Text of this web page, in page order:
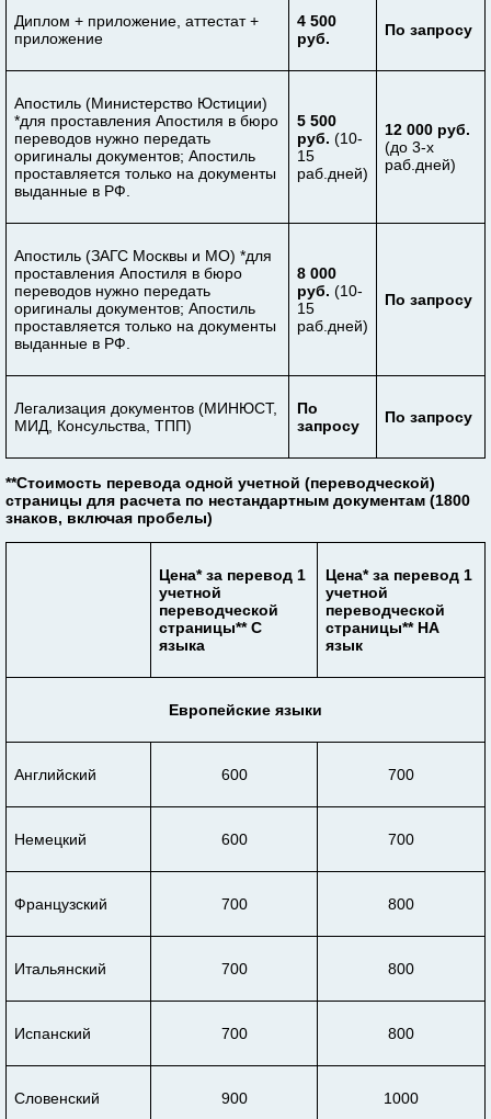
Диплом + приложение, аттестат +
приложение
4 500
руб.
По запросу
Апостиль (Министерство Юстиции)
*для проставления Апостиля в бюро
переводов нужно передать
оригиналы документов; Апостиль
проставляется только на документы
выданные в РФ.
5 500
руб. (10-
15
раб.дней)
12 000 руб.
(до 3-х
раб.дней)
Апостиль (ЗАГС Москвы и МО) *для
проставления Апостиля в бюро
переводов нужно передать
оригиналы документов; Апостиль
проставляется только на документы
выданные в РФ.
8 000
руб. (10-
15
раб.дней)
По запросу
Легализация документов (МИНЮСТ,
МИД, Консульства, ТПП)
По
запросу
По запросу
**Стоимость перевода одной учетной (переводческой)
страницы для расчета по нестандартным документам (1800
знаков, включая пробелы)
Цена* за перевод 1
учетной
переводческой
страницы** С
языка
Цена* за перевод 1
учетной
переводческой
страницы** НА
язык
Европейские языки
Английский 600 700
Немецкий 600 700
Французский 700 800
Итальянский 700 800
Испанский 700 800
Словенский 900 1000